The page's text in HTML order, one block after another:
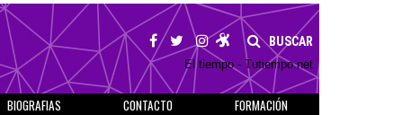
BUSCAR
El tiempo - Tutiempo.net
BIOGRAFIAS CONTACTO
FORMACIÓN